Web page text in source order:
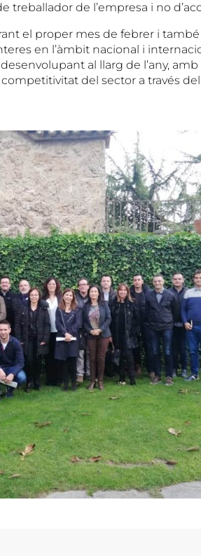
treballador de l’empresa i no
el proper mes de febrer i
en l’àmbit nacional i
al llarg de l’any,
del sector a través